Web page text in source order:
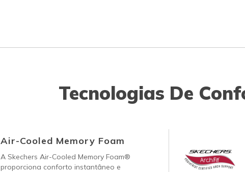
Tecnologias De
Air-Cooled Memory Foam
A Skechers Air-Cooled Memory Foam®
proporciona conforto instantâneo e